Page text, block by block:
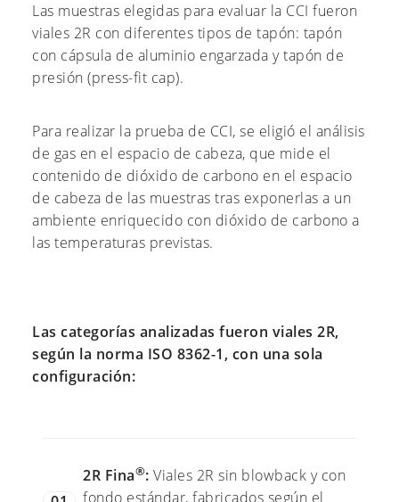
Las muestras elegidas para evaluar la CCI fueron
viales 2R con diferentes tipos de tapón: tapón
con cápsula de aluminio engarzada y tapón de
presión (press-fit cap).
Para realizar la prueba de CCI, se eligió el análisis
de gas en el espacio de cabeza, que mide el
contenido de dióxido de carbono en el espacio
de cabeza de las muestras tras exponerlas a un
ambiente enriquecido con dióxido de carbono a
las temperaturas previstas.
Las categorías analizadas fueron viales 2R,
según la norma ISO 8362-1, con una sola
configuración:
2R Fina®: Viales 2R sin blowback y con
fondo estándar, fabricados según el